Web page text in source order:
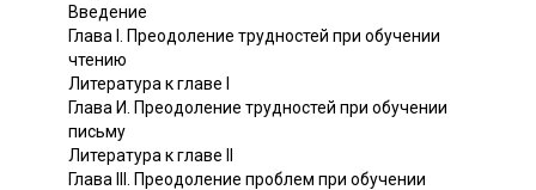
Введение
Глава I. Преодоление трудностей при обучении
чтению
Литература к главе I
Глава И. Преодоление трудностей при обучении
письму
Литература к главе II
Глава III. Преодоление проблем при обучении